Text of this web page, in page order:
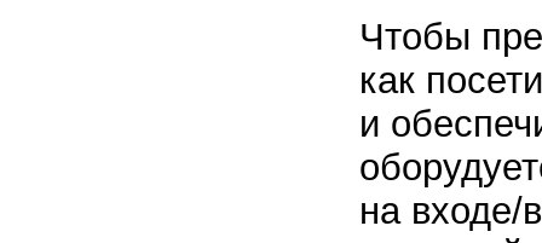
Чтобы
как
и
на входе/